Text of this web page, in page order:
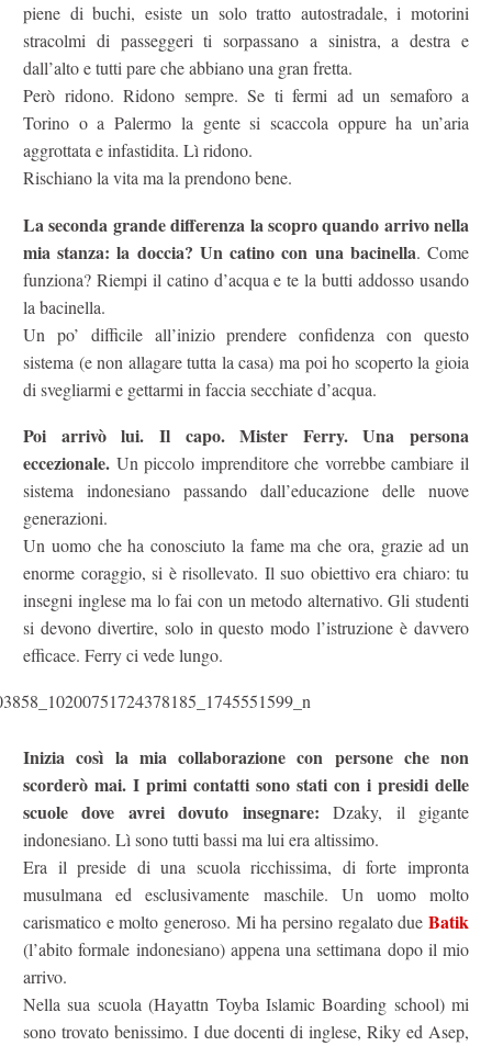
piene di buchi, esiste un solo tratto autostradale, i motorini
stracolmi di passeggeri ti sorpassano a sinistra, a destra e
dall’alto e tutti pare che abbiano una gran fretta.
Però ridono. Ridono sempre. Se ti fermi ad un semaforo a
Torino o a Palermo la gente si scaccola oppure ha un’aria
aggrottata e infastidita. Lì ridono.
Rischiano la vita ma la prendono bene.
La seconda grande differenza la scopro quando arrivo nella
mia stanza: la doccia? Un catino con una bacinella. Come
funziona? Riempi il catino d’acqua e te la butti addosso usando
la bacinella.
Un po’ difficile all’inizio prendere confidenza con questo
sistema (e non allagare tutta la casa) ma poi ho scoperto la gioia
di svegliarmi e gettarmi in faccia secchiate d’acqua.
Poi arrivò lui. Il capo. Mister Ferry. Una persona
eccezionale. Un piccolo imprenditore che vorrebbe cambiare il
sistema indonesiano passando dall’educazione delle nuove
generazioni.
Un uomo che ha conosciuto la fame ma che ora, grazie ad un
enorme coraggio, si è risollevato. Il suo obiettivo era chiaro: tu
insegni inglese ma lo fai con un metodo alternativo. Gli studenti
si devono divertire, solo in questo modo l’istruzione è davvero
efficace. Ferry ci vede lungo.
Inizia così la mia collaborazione con persone che non
scorderò mai. I primi contatti sono stati con i presidi delle
scuole dove avrei dovuto insegnare: Dzaky, il gigante
indonesiano. Lì sono tutti bassi ma lui era altissimo.
Era il preside di una scuola ricchissima, di forte impronta
musulmana ed esclusivamente maschile. Un uomo molto
carismatico e molto generoso. Mi ha persino regalato due Batik
(l’abito formale indonesiano) appena una settimana dopo il mio
arrivo.
Nella sua scuola (Hayattn Toyba Islamic Boarding school) mi
sono trovato benissimo. I due docenti di inglese, Riky ed Asep,